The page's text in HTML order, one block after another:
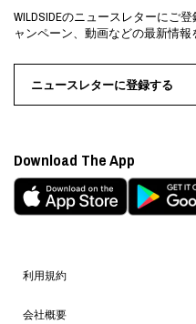
利用規約
会社概要
WILDSIDEのニュースレターにご
ャンペーン、動画などの最新情報
ニュースレターに登録する
Download The App